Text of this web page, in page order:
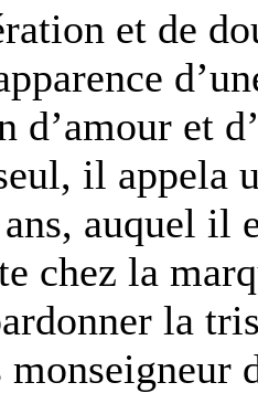
et de
d’amour et
il appela
auquel il
chez la
la
monseigneur